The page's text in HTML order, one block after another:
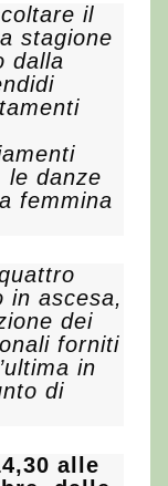
il
stagione
dalla
le danze
femmina
in ascesa,
dei
forniti
in
di
alle